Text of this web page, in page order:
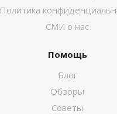
Политика
СМИ о нас
Помощь
Блог
Обзоры
Советы